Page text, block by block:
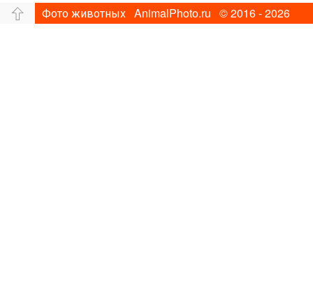
Фото животных AnimalPhoto.ru © 2016 - 2026